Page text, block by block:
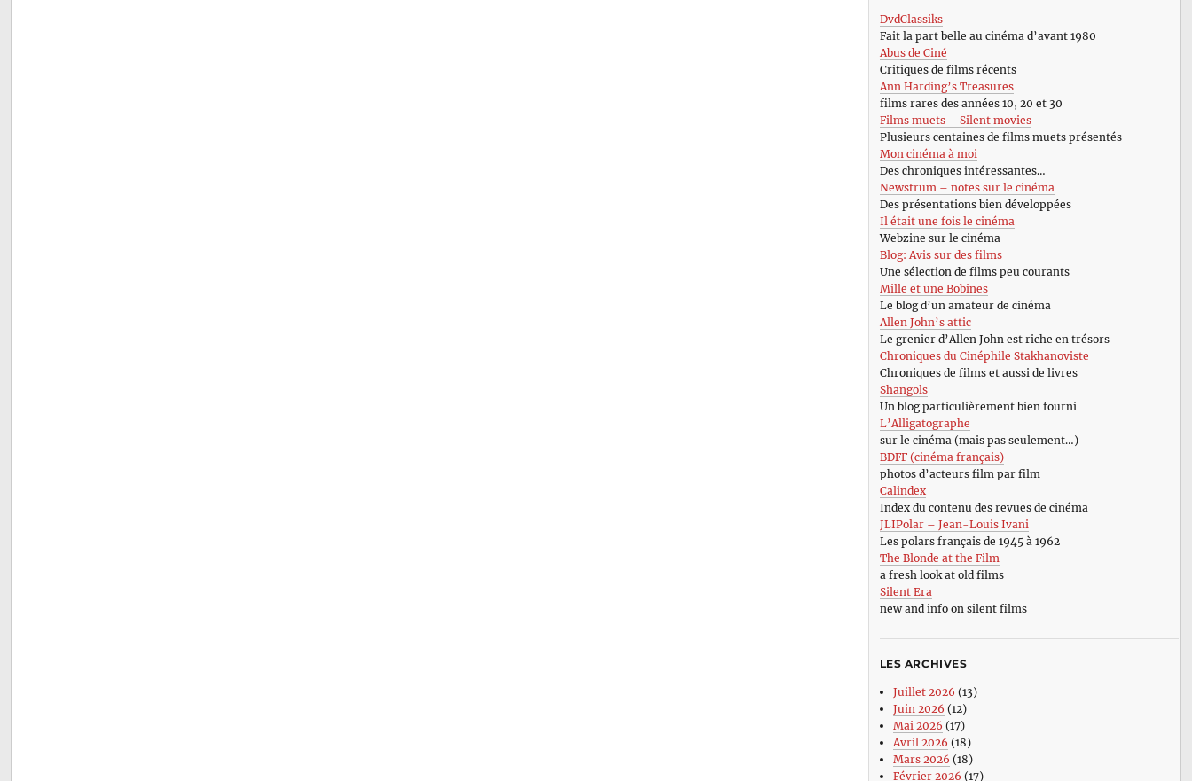
DvdClassiks
Fait la part belle au cinéma d’avant 1980
Abus de Ciné
Critiques de films récents
Ann Harding’s Treasures
films rares des années 10, 20 et 30
Films muets – Silent movies
Plusieurs centaines de films muets présentés
Mon cinéma à moi
Des chroniques intéressantes…
Newstrum – notes sur le cinéma
Des présentations bien développées
Il était une fois le cinéma
Webzine sur le cinéma
Blog: Avis sur des films
Une sélection de films peu courants
Mille et une Bobines
Le blog d’un amateur de cinéma
Allen John’s attic
Le grenier d’Allen John est riche en trésors
Chroniques du Cinéphile Stakhanoviste
Chroniques de films et aussi de livres
Shangols
Un blog particulièrement bien fourni
L’Alligatographe
sur le cinéma (mais pas seulement…)
BDFF (cinéma français)
photos d’acteurs film par film
Calindex
Index du contenu des revues de cinéma
JLIPolar – Jean-Louis Ivani
Les polars français de 1945 à 1962
The Blonde at the Film
a fresh look at old films
Silent Era
new and info on silent films
LES ARCHIVES
Juillet 2026 (13)
Juin 2026 (12)
Mai 2026 (17)
Avril 2026 (18)
Mars 2026 (18)
Février 2026 (17)